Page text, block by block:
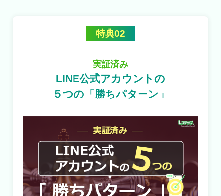
特典02
実証済み
LINE公式アカウントの
５つの「勝ちパターン」